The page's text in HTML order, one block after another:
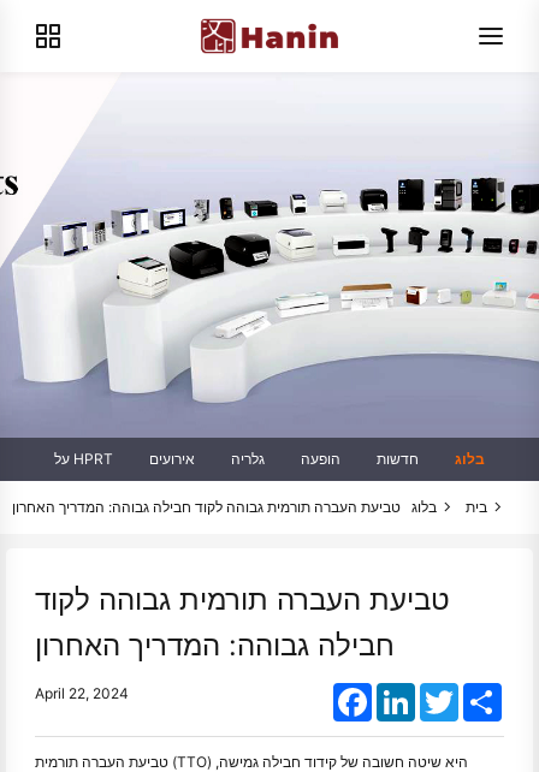
על HPRT אירועים גלריה הופעה חדשות בלוג
בית בלוג טביעת העברה תורמית גבוהה לקוד חבילה גבוהה: המדריך האחרון
טביעת העברה תורמית גבוהה לקוד
חבילה גבוהה: המדריך האחרון
April 22, 2024 FacebookLinkedInTwitter
טביעת העברה תורמית (TTO) היא שיטה חשובה של קידוד חבילה גמישה,